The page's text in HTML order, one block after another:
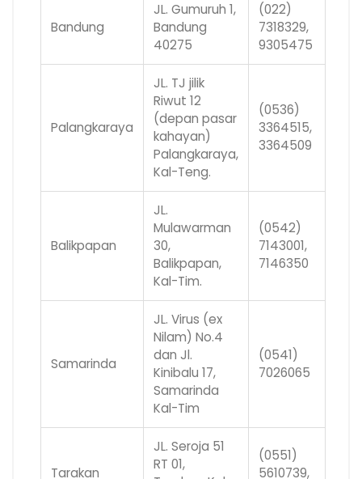
Bandung
JL. Gumuruh 1,
Bandung
40275
(022)
7318329,
9305475
Palangkaraya
JL. TJ jilik
Riwut 12
(depan pasar
kahayan)
Palangkaraya,
Kal-Teng.
(0536)
3364515,
3364509
Balikpapan
JL.
Mulawarman
30,
Balikpapan,
Kal-Tim.
(0542)
7143001,
7146350
Samarinda
JL. Virus (ex
Nilam) No.4
dan Jl.
Kinibalu 17,
Samarinda
Kal-Tim
(0541)
7026065
Tarakan
JL. Seroja 51
RT 01,
(0551)
5610739,